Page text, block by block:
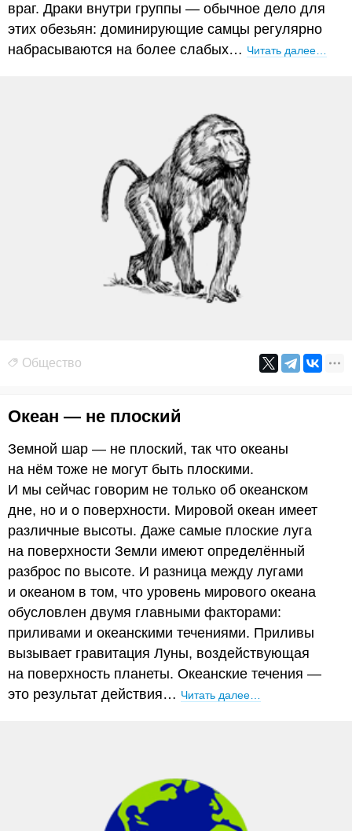
враг. Драки внутри группы — обычное дело для
этих обезьян: доминирующие самцы регулярно
набрасываются на более слабых… Читать далее…
Общество
Океан — не плоский
Земной шар — не плоский, так что океаны
на нём тоже не могут быть плоскими.
И мы сейчас говорим не только об океанском
дне, но и о поверхности. Мировой океан имеет
различные высоты. Даже самые плоские луга
на поверхности Земли имеют определённый
разброс по высоте. И разница между лугами
и океаном в том, что уровень мирового океана
обусловлен двумя главными факторами:
приливами и океанскими течениями. Приливы
вызывает гравитация Луны, воздействующая
на поверхность планеты. Океанские течения —
это результат действия… Читать далее…